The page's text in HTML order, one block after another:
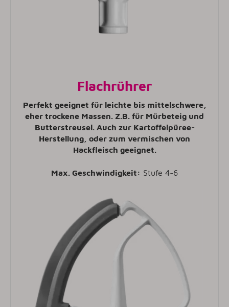
Flachrührer
Perfekt geeignet für leichte bis mittelschwere,
eher trockene Massen. Z.B. für Mürbeteig und
Butterstreusel. Auch zur Kartoffelpüree-
Herstellung, oder zum vermischen von
Hackfleisch geeignet.
Max. Geschwindigkeit: Stufe 4-6